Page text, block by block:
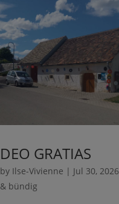
DEO GRATIAS
by Ilse-Vivienne | Jul 30, 2026
& bündig